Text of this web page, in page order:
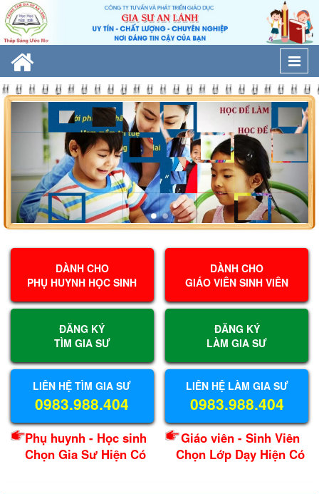
DÀNH CHO
PHỤ HUYNH HỌC SINH
ĐĂNG KÝ
TÌM GIA SƯ
LIÊN HỆ TÌM GIA SƯ
0983.988.404
Phụ huynh - Học sinh
Chọn Gia Sư Hiện Có
DÀNH CHO
GIÁO VIÊN SINH VIÊN
ĐĂNG KÝ
LÀM GIA SƯ
LIÊN HỆ LÀM GIA SƯ
0983.988.404
Giáo viên - Sinh Viên
Chọn Lớp Dạy Hiện Có